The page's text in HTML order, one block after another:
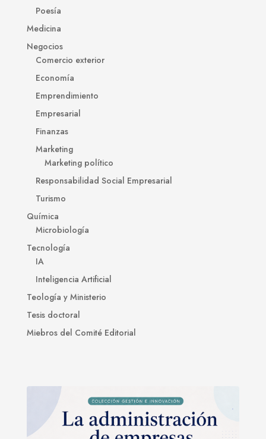
Poesía
Medicina
Negocios
Comercio exterior
Economía
Emprendimiento
Empresarial
Finanzas
Marketing
Marketing político
Responsabilidad Social Empresarial
Turismo
Química
Microbiología
Tecnología
IA
Inteligencia Artificial
Teología y Ministerio
Tesis doctoral
Miebros del Comité Editorial